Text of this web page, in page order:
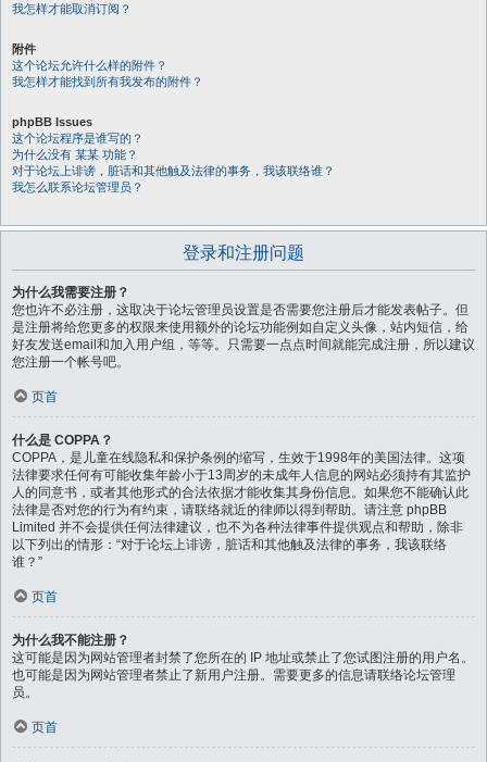
我怎样才能取消订阅？
附件
这个论坛允许什么样的附件？
我怎样才能找到所有我发布的附件？
phpBB Issues
这个论坛程序是谁写的？
为什么没有 某某 功能？
对于论坛上诽谤，脏话和其他触及法律的事务，我该联络谁？
我怎么联系论坛管理员？
登录和注册问题
为什么我需要注册？
您也许不必注册，这取决于论坛管理员设置是否需要您注册后才能发表帖子。但
是注册将给您更多的权限来使用额外的论坛功能例如自定义头像，站内短信，给
好友发送email和加入用户组，等等。只需要一点点时间就能完成注册，所以建议
您注册一个帐号吧。
页首
什么是 COPPA？
COPPA，是儿童在线隐私和保护条例的缩写，生效于1998年的美国法律。这项
法律要求任何有可能收集年龄小于13周岁的未成年人信息的网站必须持有其监护
人的同意书，或者其他形式的合法依据才能收集其身份信息。如果您不能确认此
法律是否对您的行为有约束，请联络就近的律师以得到帮助。请注意 phpBB
Limited 并不会提供任何法律建议，也不为各种法律事件提供观点和帮助，除非
以下列出的情形：“对于论坛上诽谤，脏话和其他触及法律的事务，我该联络
谁？”
页首
为什么我不能注册？
这可能是因为网站管理者封禁了您所在的 IP 地址或禁止了您试图注册的用户名。
也可能是因为网站管理者禁止了新用户注册。需要更多的信息请联络论坛管理
员。
页首